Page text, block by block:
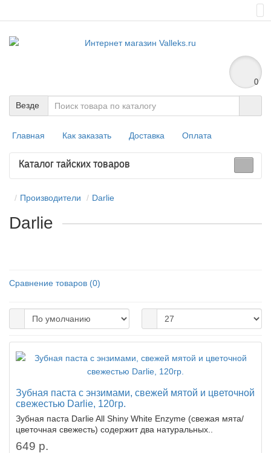
0
Везде
Главная Как заказать Доставка Оплата
Каталог тайских товаров
Производители Darlie
Darlie
Сравнение товаров (0)
Зубная паста с энзимами, свежей мятой и цветочной
свежестью Darlie, 120гр.
Зубная паста Darlie All Shiny White Enzyme (свежая мята/
цветочная свежесть) содержит два натуральных..
649 р.